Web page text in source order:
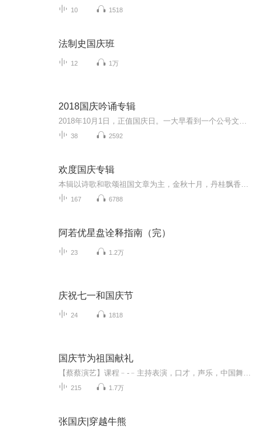
10 1518
法制史国庆班
12 1万
2018国庆吟诵专辑
38 2592
欢度国庆专辑
167 6788
阿若优星盘诠释指南（完）
23 1.2万
庆祝七一和国庆节
24 1818
国庆节为祖国献礼
215 1.7万
张国庆|穿越牛熊